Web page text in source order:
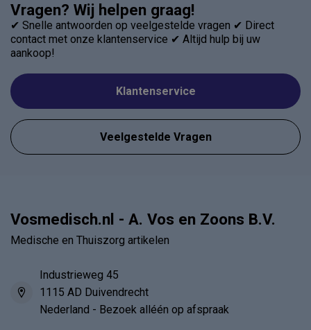
Vragen? Wij helpen graag!
✔ Snelle antwoorden op veelgestelde vragen ✔ Direct
contact met onze klantenservice ✔ Altijd hulp bij uw
aankoop!
Klantenservice
Veelgestelde Vragen
Vosmedisch.nl - A. Vos en Zoons B.V.
Medische en Thuiszorg artikelen
Industrieweg 45
1115 AD Duivendrecht
Nederland - Bezoek alléén op afspraak